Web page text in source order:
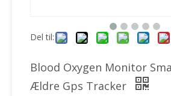
Del til:
Blood Oxygen Monitor
Ældre Gps Tracker